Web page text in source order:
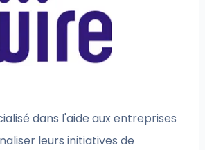
dans l'aide aux entreprises
leurs initiatives de